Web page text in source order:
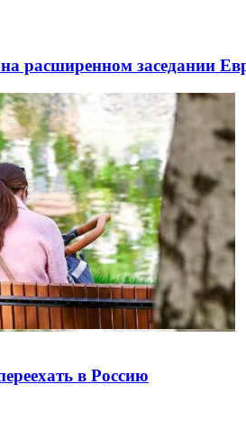
заседании
в Россию